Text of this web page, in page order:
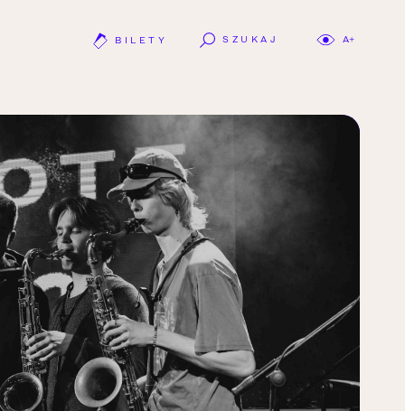
BILETY
OTWÓRZ LINK W NOWEJ KARCIE.
SZUKAJ A+